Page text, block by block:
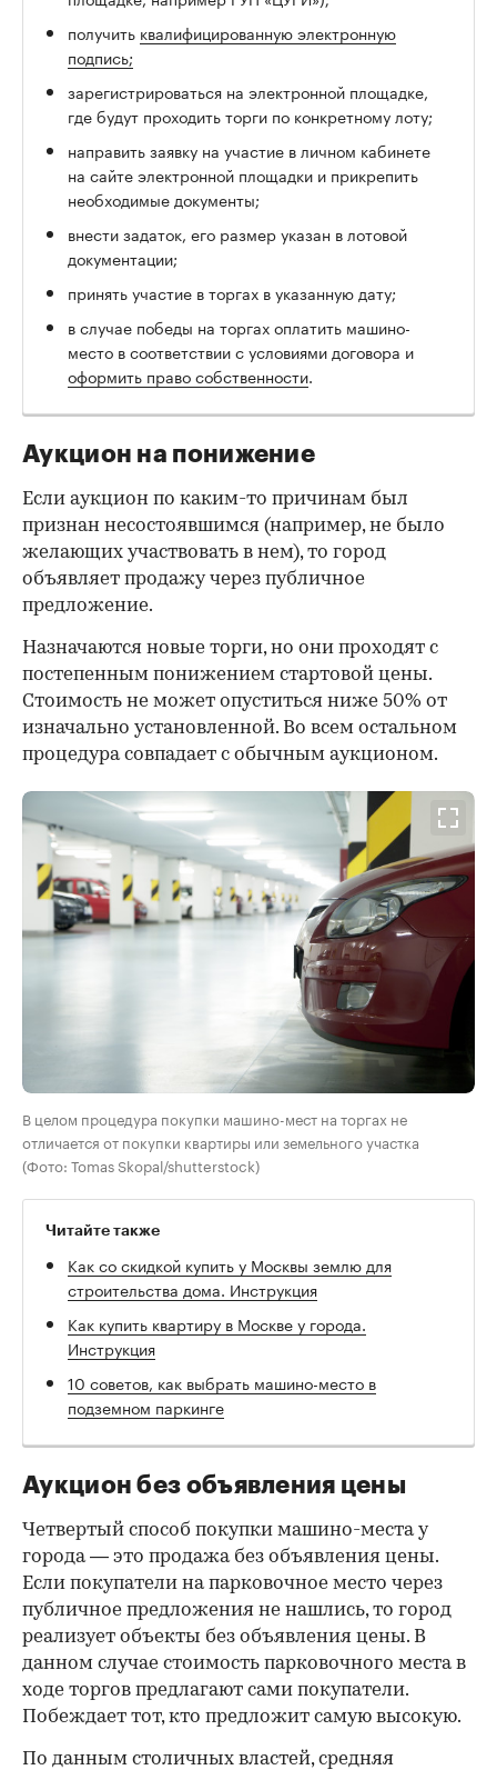
получить квалифицированную электронную
подпись;
зарегистрироваться на электронной площадке,
где будут проходить торги по конкретному лоту;
направить заявку на участие в личном кабинете
на сайте электронной площадки и прикрепить
необходимые документы;
внести задаток, его размер указан в лотовой
документации;
принять участие в торгах в указанную дату;
в случае победы на торгах оплатить машино-
место в соответствии с условиями договора и
оформить право собственности.
Аукцион на понижение
Если аукцион по каким-то причинам был
признан несостоявшимся (например, не было
желающих участвовать в нем), то город
объявляет продажу через публичное
предложение.
Назначаются новые торги, но они проходят с
постепенным понижением стартовой цены.
Стоимость не может опуститься ниже 50% от
изначально установленной. Во всем остальном
процедура совпадает с обычным аукционом.
В целом процедура покупки машино-мест на торгах не
отличается от покупки квартиры или земельного участка
(Фото: Tomas Skopal/shutterstock)
Читайте также
Как со скидкой купить у Москвы землю для
строительства дома. Инструкция
Как купить квартиру в Москве у города.
Инструкция
10 советов, как выбрать машино-место в
подземном паркинге
Аукцион без объявления цены
Четвертый способ покупки машино-места у
города — это продажа без объявления цены.
Если покупатели на парковочное место через
публичное предложения не нашлись, то город
реализует объекты без объявления цены. В
данном случае стоимость парковочного места в
ходе торгов предлагают сами покупатели.
Побеждает тот, кто предложит самую высокую.
По данным столичных властей, средняя